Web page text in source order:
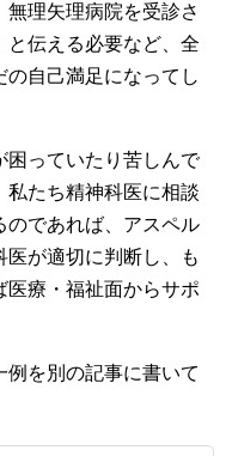
理矢理病院を受診さ
伝える必要など、全
の自己満足になってし
困っていたり苦しんで
私たち精神科医に相談
のであれば、アスペル
医が適切に判断し、も
医療・福祉面からサポ
例を別の記事に書いて